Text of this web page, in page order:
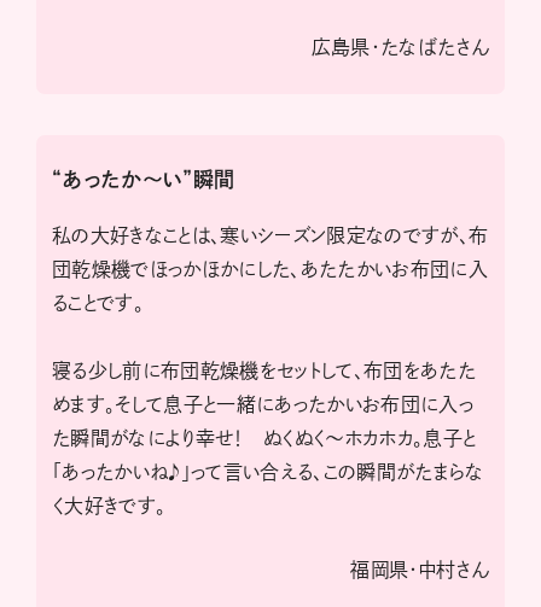
広島県・たなばたさん
“あったか～い”瞬間
私の大好きなことは、寒いシーズン限定なのですが、布
団乾燥機でほっかほかにした、あたたかいお布団に入
ることです。
寝る少し前に布団乾燥機をセットして、布団をあたた
めます。そして息子と一緒にあったかいお布団に入っ
た瞬間がなにより幸せ！ ぬくぬく〜ホカホカ。息子と
｢あったかいね♪｣って言い合える、この瞬間がたまらな
く大好きです。
福岡県・中村さん